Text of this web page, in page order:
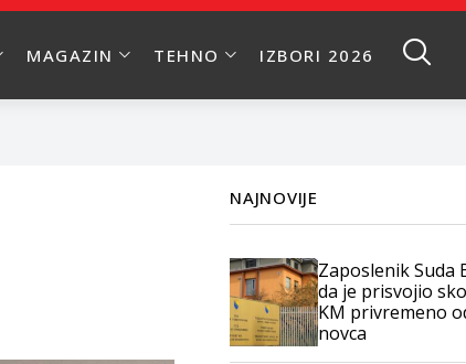
MAGAZIN TEHNO IZBORI 2026
NAJNOVIJE
Zaposlenik Suda
da je prisvojio
KM privremeno
novca